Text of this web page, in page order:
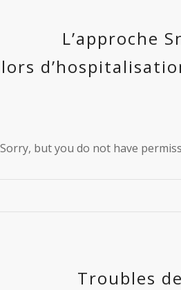
L’approche
lors
Sorry, but you do not have
Troubles